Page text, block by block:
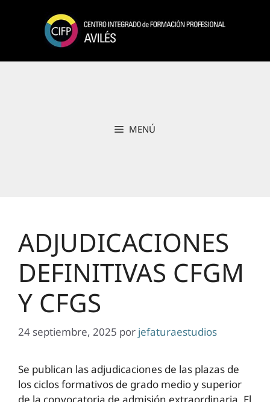
contenido
MENÚ
ADJUDICACIONES
DEFINITIVAS CFGM
Y CFGS
24 septiembre, 2025 por jefaturaestudios
Se publican las adjudicaciones de las plazas de
los ciclos formativos de grado medio y superior
de la convocatoria de admisión extraordinaria. El